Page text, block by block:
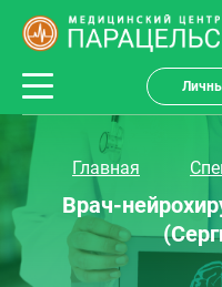
Главная
Врач-